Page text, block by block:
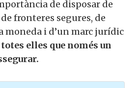
de disposar de
fronteres segures, de
moneda i d’un marc jurídic
elles que només un